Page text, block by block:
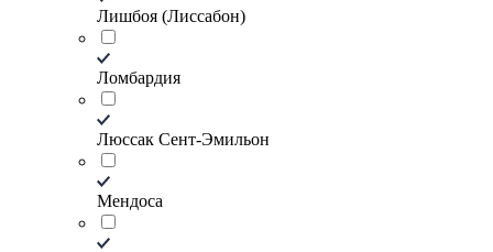
Лишбоя (Лиссабон)
Ломбардия
Люссак Сент-Эмильон
Мендоса